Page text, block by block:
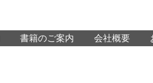
書籍のご案内 会社概要